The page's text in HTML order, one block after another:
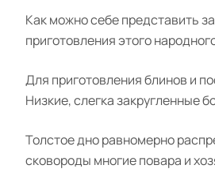
Как можно себе представить
приготовления этого
Для приготовления блинов и
Низкие, слегка закругленные
Толстое дно равномерно
сковороды многие повара и